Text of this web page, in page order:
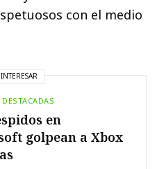
con el medio
en
golpean a Xbox